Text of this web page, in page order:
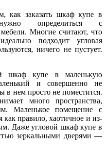
как заказать шкаф купе в
определиться с
Многие считают, что
подходит угловая
ничего не пустует.
шкаф купе в маленькую
и совершенно не
нем просто не поместится.
много пространства,
Маленькое помещение с
правило, хаотичное и из-
Даже угловой шкаф купе в
зеркальными дверями —